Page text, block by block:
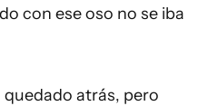
con ese oso no se iba
atrás, pero